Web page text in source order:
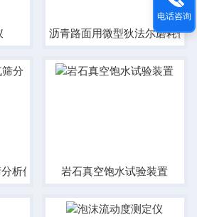
沥青路面用微型狄法尔磨耗仪
析仪 岩石真空饱水试验装置
电话咨询